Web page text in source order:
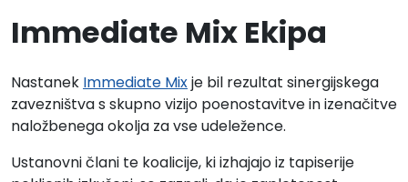
Immediate Mix Ekipa
Nastanek Immediate Mixje bil rezultat sinergijskega
zavezništva s skupno vizijo poenostavitve in izenačitve
naložbenega okolja za vse udeležence.
Ustanovni člani te koalicije, ki izhajajo iz tapiserije